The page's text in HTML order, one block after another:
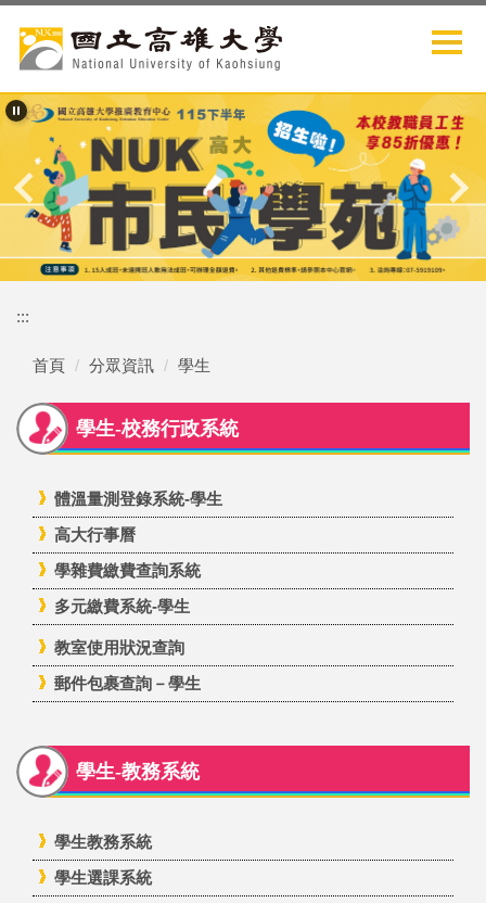
到
主
內
:::
首頁 分眾資訊 學生
學生-校務行政系統
體溫量測登錄系統-學生
高大行事曆
學雜費繳費查詢系統
多元繳費系統-學生
教室使用狀況查詢
郵件包裹查詢－學生
學生-教務系統
學生教務系統
學生選課系統